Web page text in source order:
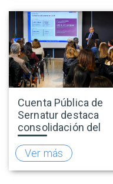
Cuenta Pública de
Sernatur destaca
consolidación del
turismo en 2025 y
presenta hoja de
ruta para fortalecer
la competitividad
Ver más